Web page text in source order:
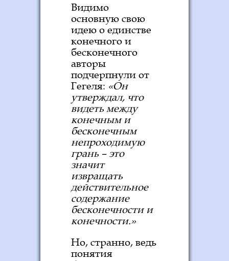
Видимо
основную свою
идею о единстве
конечного и
бесконечного
авторы
подчерпнули от
Гегеля: «Он
утверждал, что
видеть между
конечным и
бесконечным
непроходимую
грань – это
значит
извращать
действительное
содержание
бесконечности и
конечности.»
Но, странно, ведь
понятия